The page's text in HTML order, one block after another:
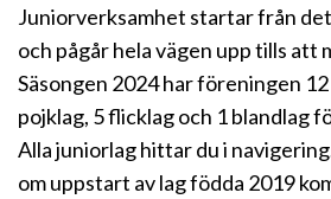
Juniorverksamhet startar från
och pågår hela vägen upp tills att
Säsongen 2024 har föreningen 12
pojklag, 5 flicklag och 1 blandlag
Alla juniorlag hittar du i
om uppstart av lag födda 2019